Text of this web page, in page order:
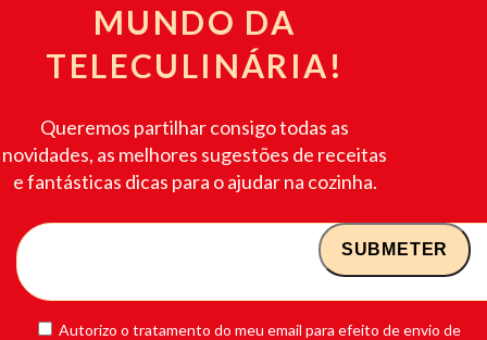
MUNDO DA
TELECULINÁRIA!
Queremos partilhar consigo todas as
novidades, as melhores sugestões de receitas
e fantásticas dicas para o ajudar na cozinha.
Autorizo o tratamento do meu email para efeito de envio de